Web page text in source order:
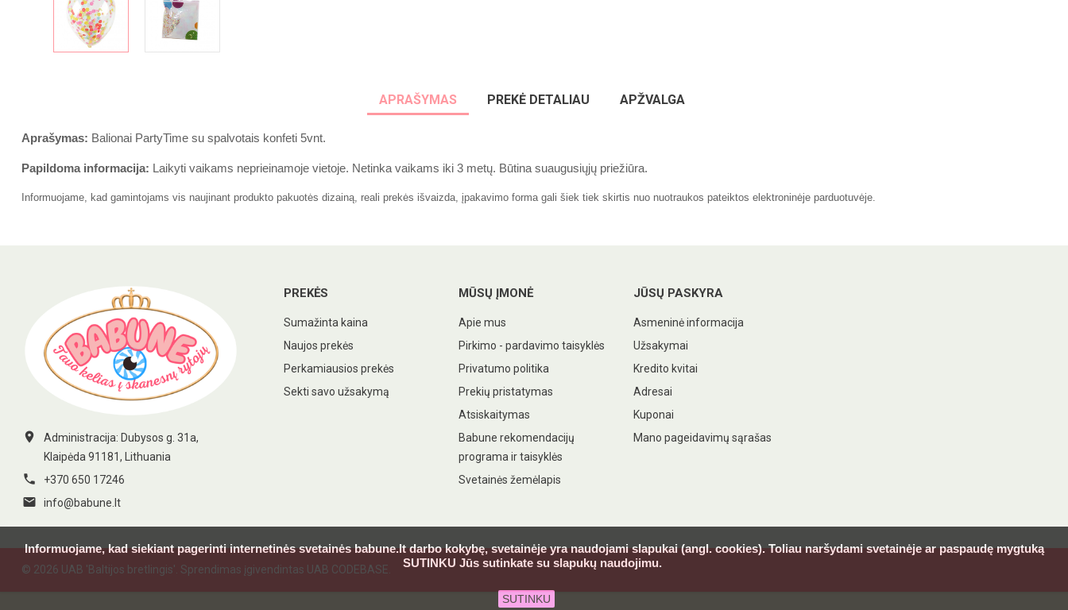
APRAŠYMAS PREKĖ DETALIAU APŽVALGA
Aprašymas: Balionai PartyTime su spalvotais konfeti 5vnt.
Papildoma informacija: Laikyti vaikams neprieinamoje vietoje. Netinka vaikams iki 3 metų. Būtina suaugusiųjų priežiūra.
Informuojame, kad gamintojams vis naujinant produkto pakuotės dizainą, reali prekės išvaizda, įpakavimo forma gali šiek tiek skirtis nuo nuotraukos pateiktos elektroninėje parduotuvėje.

Administracija: Dubysos g. 31a,
Klaipėda 91181, Lithuania
 +370 650 17246
 info@babune.lt
PREKĖS
Sumažinta kaina
Naujos prekės
Perkamiausios prekės
Sekti savo užsakymą
MŪSŲ ĮMONĖ
Apie mus
Pirkimo - pardavimo taisyklės
Privatumo politika
Prekių pristatymas
Atsiskaitymas
Babune rekomendacijų
programa ir taisyklės
Svetainės žemėlapis
JŪSŲ PASKYRA
Asmeninė informacija
Užsakymai
Kredito kvitai
Adresai
Kuponai
Mano pageidavimų sąrašas
Informuojame, kad siekiant pagerinti internetinės svetainės babune.lt darbo kokybę, svetainėje yra naudojami slapukai (angl. cookies). Toliau naršydami svetainėje ar paspaudę mygtuką
SUTINKU Jūs sutinkate su slapukų naudojimu.
SUTINKU
© 2026 UAB 'Baltijos bretlingis'. Sprendimas įgivendintas UAB CODEBASE.